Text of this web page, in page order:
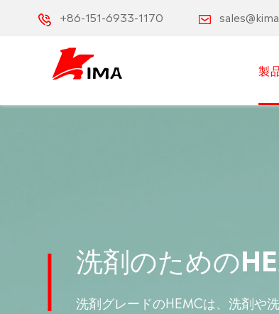
+86-151-6933-1170
製
洗剤のための
洗剤グレードのHEMCは、洗剤や